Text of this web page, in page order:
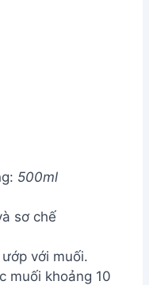
500ml
sơ chế
với muối.
muối khoảng 10